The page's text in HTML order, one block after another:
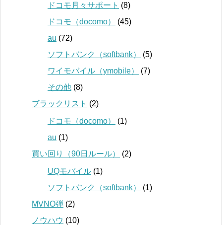
ドコモ月々サポート (8)
ドコモ（docomo）
(45)
au (72)
ソフトバンク（softbank）
(5)
ワイモバイル（ymobile）
(7)
その他 (8)
ブラックリスト (2)
ドコモ（docomo）
(1)
au (1)
買い回り（90日ルール）
(2)
UQモバイル (1)
ソフトバンク（softbank）
(1)
MVNO弾 (2)
ノウハウ (10)